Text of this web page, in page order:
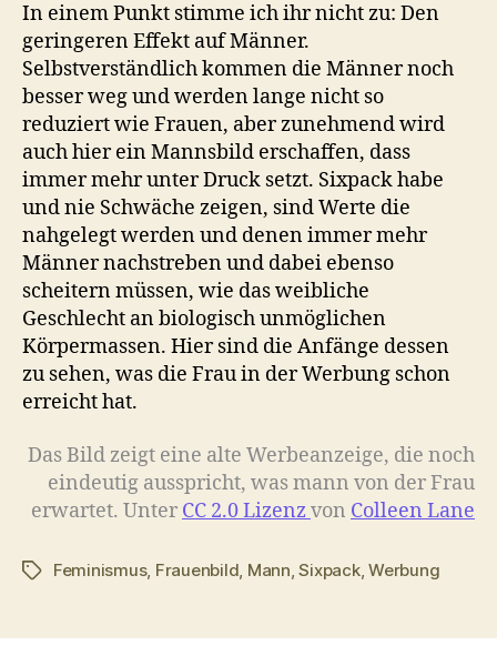
In einem Punkt stimme ich ihr nicht zu: Den
geringeren Effekt auf Männer.
Selbstverständlich kommen die Männer noch
besser weg und werden lange nicht so
reduziert wie Frauen, aber zunehmend wird
auch hier ein Mannsbild erschaffen, dass
immer mehr unter Druck setzt. Sixpack habe
und nie Schwäche zeigen, sind Werte die
nahgelegt werden und denen immer mehr
Männer nachstreben und dabei ebenso
scheitern müssen, wie das weibliche
Geschlecht an biologisch unmöglichen
Körpermassen. Hier sind die Anfänge dessen
zu sehen, was die Frau in der Werbung schon
erreicht hat.
Das Bild zeigt eine alte Werbeanzeige, die noch
eindeutig ausspricht, was mann von der Frau
erwartet. Unter CC 2.0 Lizenzvon Colleen Lane
Schlagwörter
Feminismus, Frauenbild, Mann,Sixpack,Werbung